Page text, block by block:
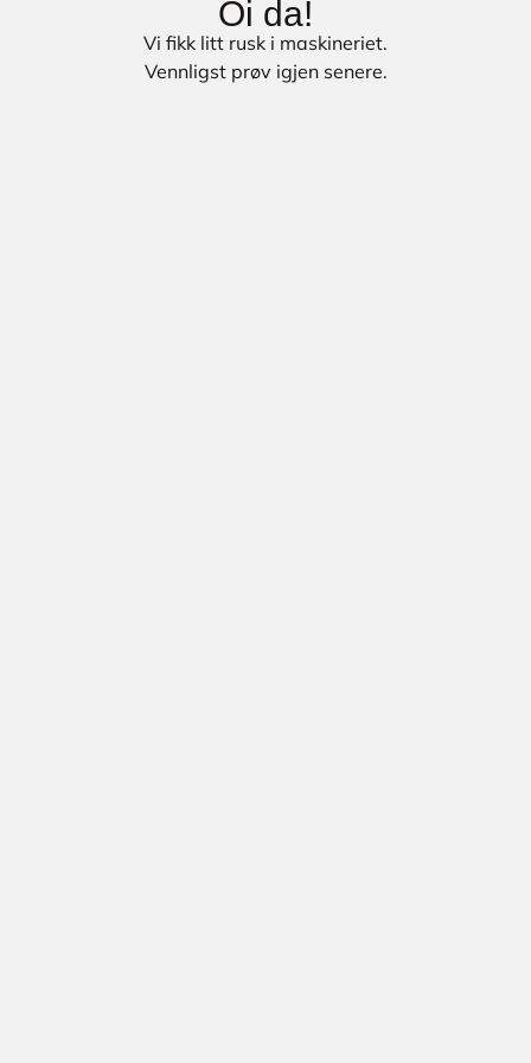
Oi da!
Vi fikk litt rusk i maskineriet.
Vennligst prøv igjen senere.